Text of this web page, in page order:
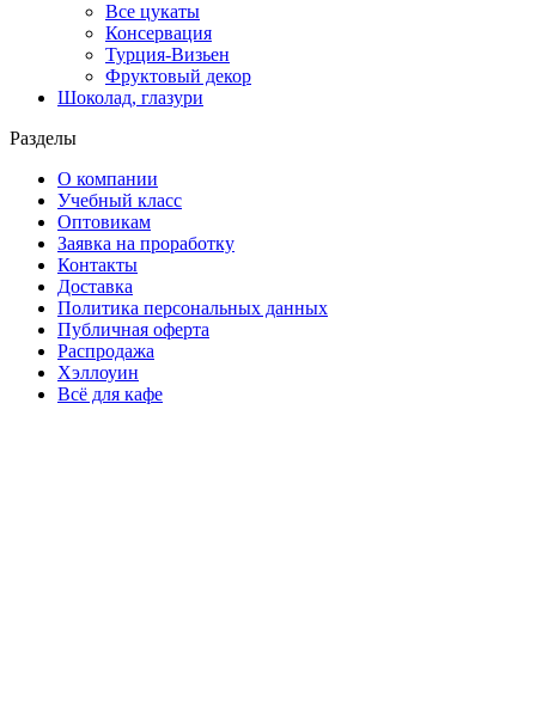
Все цукаты
Консервация
Турция-Визьен
Фруктовый декор
Шоколад, глазури
Разделы
О компании
Учебный класс
Оптовикам
Заявка на проработку
Контакты
Доставка
Политика персональных данных
Публичная оферта
Распродажа
Хэллоуин
Всё для кафе